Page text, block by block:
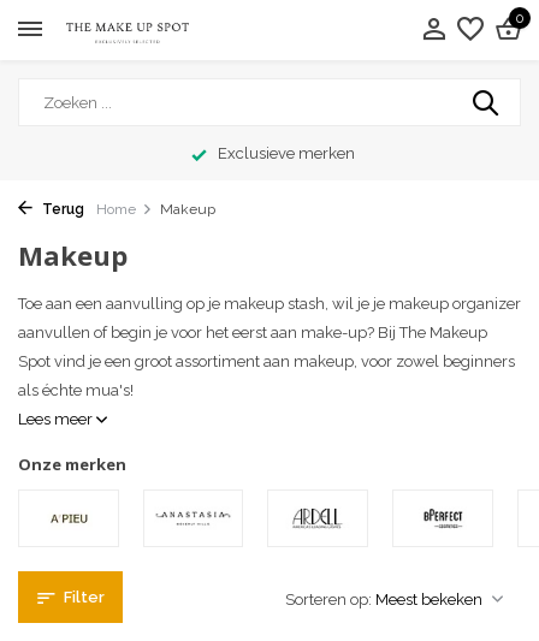
0
Exclusieve merken
Terug Home Makeup
Makeup
Toe aan een aanvulling op je makeup stash, wil je je makeup organizer
aanvullen of begin je voor het eerst aan make-up? Bij The Makeup
Spot vind je een groot assortiment aan makeup, voor zowel beginners
als échte mua's!
Lees meer
Onze merken
Filter Sorteren op: